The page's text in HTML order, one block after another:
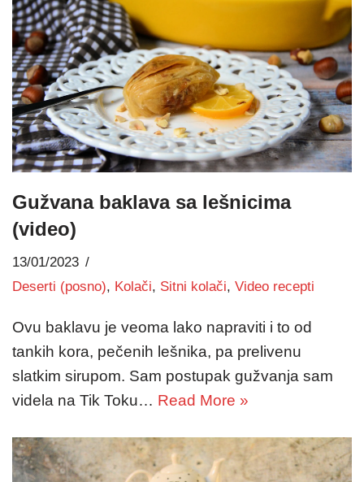
Gužvana baklava sa lešnicima
(video)
13/01/2023
Deserti (posno), Kolači, Sitni kolači, Video recepti
Ovu baklavu je veoma lako napraviti i to od
tankih kora, pečenih lešnika, pa prelivenu
slatkim sirupom. Sam postupak gužvanja sam
videla na Tik Toku… Read More »